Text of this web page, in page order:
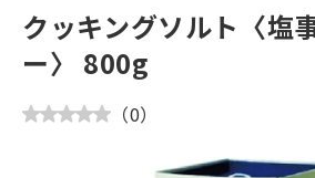
クッキングソルト〈塩
ー〉 800g
（0）